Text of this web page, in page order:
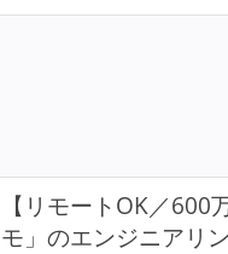
【リモートOK／
モ」のエンジニアリ